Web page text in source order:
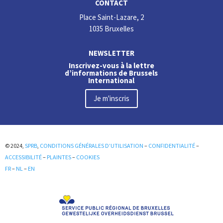
CONTACT
Place Saint-Lazare, 2
1035 Bruxelles
NEWSLETTER
Inscrivez-vous à la lettre
d’informations de Brussels
International
Je m'inscris
© 2024, SPRB, CONDITIONS GÉNÉRALES D’UTILISATION – CONFIDENTIALITÉ–
ACCESSIBILITÉ– PLAINTES– COOKIES
FR– NL– EN